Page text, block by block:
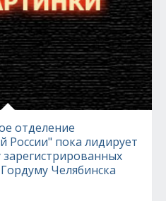
отделение
России" пока лидирует
зарегистрированных
Челябинска